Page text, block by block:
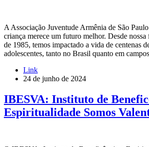
A Associação Juventude Armênia de São
criança merece um futuro melhor. Desde
de 1985, temos impactado a vida de centenas
adolescentes, tanto no Brasil quanto em
Link
24 de junho de 2024
IBESVA: Instituto de
Espiritualidade Somos